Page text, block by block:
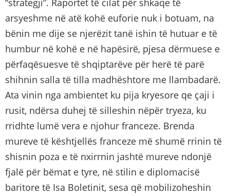
“strategji”. Raportet të cilat për shkaqe të
arsyeshme në atë kohë euforie nuk i botuam, na
bënin me dije se njerëzit tanë ishin të hutuar e të
humbur në kohë e në hapësirë, pjesa dërmuese e
përfaqësuesve të shqiptarëve për herë të parë
shihnin salla të tilla madhështore me llambadarë.
Ata vinin nga ambientet ku pija kryesore qe çaji i
rusit, ndërsa duhej të silleshin nëpër tryeza, ku
rridhte lumë vera e njohur franceze. Brenda
mureve të kështjellës franceze më shumë rrinin të
shisnin poza e të nxirrnin jashtë mureve ndonjë
fjalë për bëmat e tyre, në stilin e diplomacisë
baritore të Isa Boletinit, sesa që mobilizoheshin